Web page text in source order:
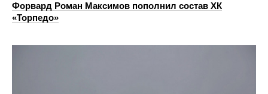
Форвард Роман Максимов пополнил состав ХК
«Торпедо»